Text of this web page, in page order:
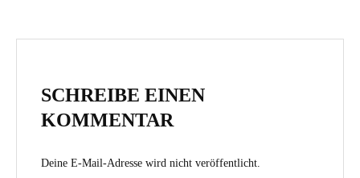
SCHREIBE EINEN
KOMMENTAR
Deine E-Mail-Adresse wird nicht veröffentlicht.